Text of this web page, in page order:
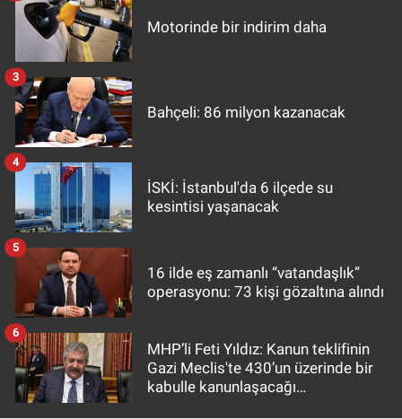
Motorinde bir indirim daha
Bahçeli: 86 milyon kazanacak
3
İSKİ: İstanbul'da 6 ilçede su
kesintisi yaşanacak
4
16 ilde eş zamanlı “vatandaşlık”
operasyonu: 73 kişi gözaltına alındı
5
MHP’li Feti Yıldız: Kanun teklifinin
Gazi Meclis'te 430’un üzerinde bir
kabulle kanunlaşacağı
6